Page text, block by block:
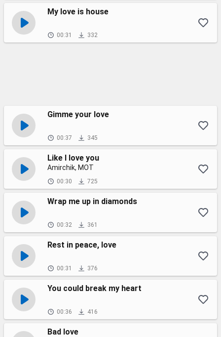
My love is house
00:31 332
Gimme your love
00:37 345
Like I love you
Amirchik, МОТ
00:30 725
Wrap me up in diamonds
00:32 361
Rest in peace, love
00:31 376
You could break my heart
00:36 416
Bad love